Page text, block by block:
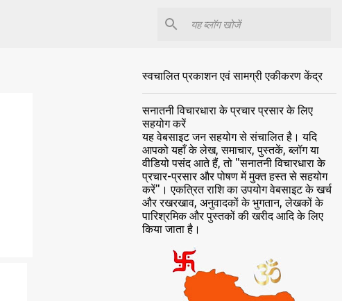
स्वचालित प्रकाशन एवं सामग्री एकीकरण केंद्र
सनातनी विचारधारा के प्रचार प्रसार के लिए
सहयोग करें
यह वेबसाइट जन सहयोग से संचालित है। यदि
आपको यहाँ के लेख, समाचार, पुस्तकें, ब्लॉग या
वीडियो पसंद आते हैं, तो "सनातनी विचारधारा के
प्रचार-प्रसार और पोषण में मुक्त हस्त से सहयोग
करें"। एकत्रित राशि का उपयोग वेबसाइट के खर्च
और रखरखाव, अनुवादकों के भुगतान, लेखकों के
पारिश्रमिक और पुस्तकों की खरीद आदि के लिए
किया जाता है।